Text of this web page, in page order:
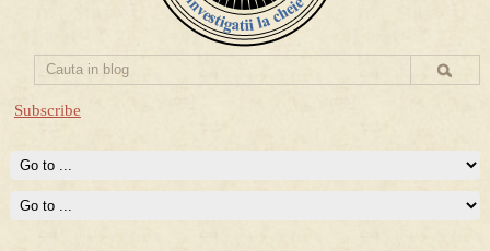
Subscribe
Prima mea carte publicata (Nemira)
Averea Presedintelui: prima lucrare despre controversatele
conturi secrete ale Securitatii.